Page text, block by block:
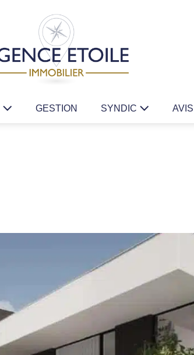
GESTION SYNDIC